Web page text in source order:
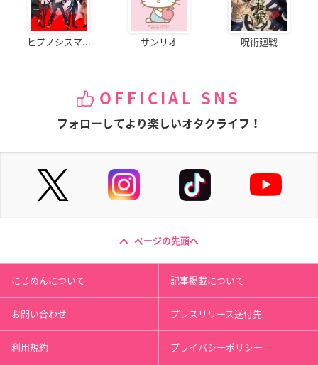
ヒプノシスマ... サンリオ 呪術廻戦
OFFICIAL SNS
フォローしてより楽しいオタクライフ！
ページの先頭へ
にじめんについて 記事掲載について
お問い合わせ プレスリリース送付先
利用規約 プライバシーポリシー